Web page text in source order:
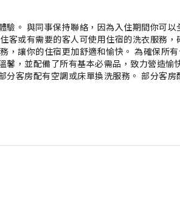
。 與同事保持聯絡，因為入住期間你可以
客或有需要的客人可使用住宿的洗衣服務，
，讓你的住宿更加舒適和愉快。 為確保所
，並配備了所有基本必需品，致力營造愉
客房配有空調或床單換洗服務。 部分客房
泡咖啡或茶所需的一切用品，讓你充滿元